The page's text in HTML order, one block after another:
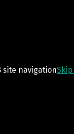
navigation